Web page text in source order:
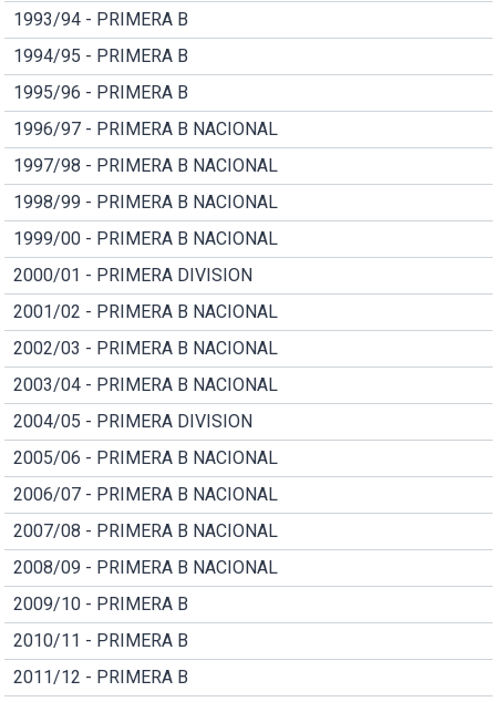
1993/94 - PRIMERA B
1994/95 - PRIMERA B
1995/96 - PRIMERA B
1996/97 - PRIMERA B NACIONAL
1997/98 - PRIMERA B NACIONAL
1998/99 - PRIMERA B NACIONAL
1999/00 - PRIMERA B NACIONAL
2000/01 - PRIMERA DIVISION
2001/02 - PRIMERA B NACIONAL
2002/03 - PRIMERA B NACIONAL
2003/04 - PRIMERA B NACIONAL
2004/05 - PRIMERA DIVISION
2005/06 - PRIMERA B NACIONAL
2006/07 - PRIMERA B NACIONAL
2007/08 - PRIMERA B NACIONAL
2008/09 - PRIMERA B NACIONAL
2009/10 - PRIMERA B
2010/11 - PRIMERA B
2011/12 - PRIMERA B